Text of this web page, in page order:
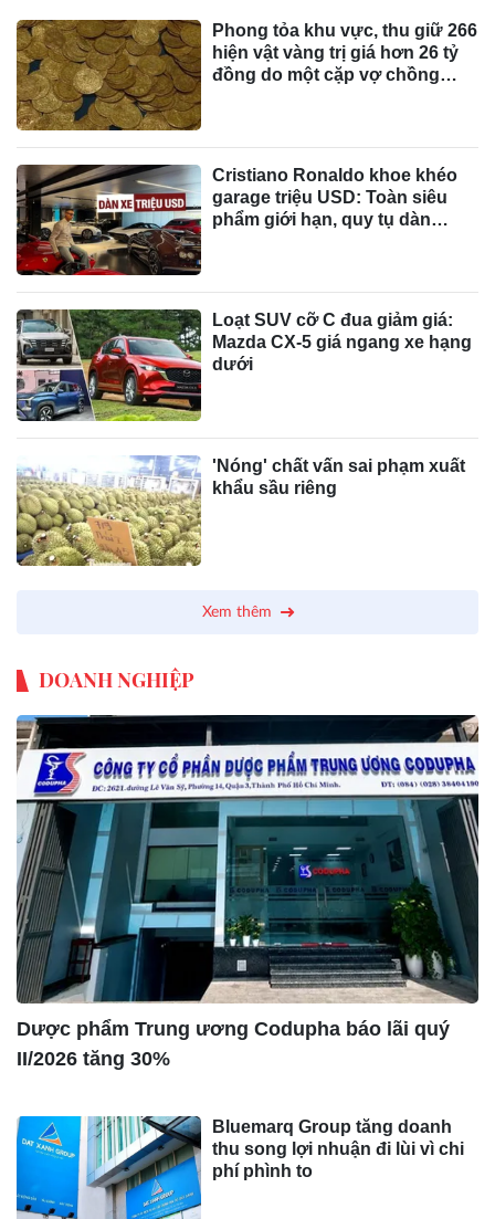
Phong tỏa khu vực, thu giữ 266
hiện vật vàng trị giá hơn 26 tỷ
đồng do một cặp vợ chồng
Cristiano Ronaldo khoe khéo
garage triệu USD: Toàn siêu
phẩm giới hạn, quy tụ dàn
Loạt SUV cỡ C đua giảm giá:
Mazda CX-5 giá ngang xe hạng
dưới
'Nóng' chất vấn sai phạm xuất
khẩu sầu riêng
Xem thêm
DOANH NGHIỆP
Dược phẩm Trung ương Codupha báo lãi quý
II/2026 tăng 30%
Bluemarq Group tăng doanh
thu song lợi nhuận đi lùi vì chi
phí phình to